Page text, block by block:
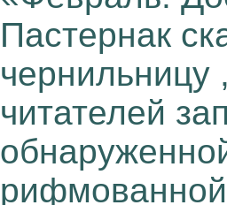
Пастернак
чернильницу
читателей